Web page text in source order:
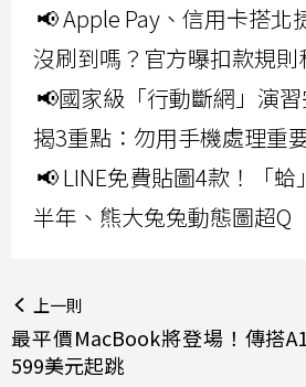
📢 Apple Pay、信用卡搭北
沒刷到嗎？官方曝扣款規則
📢國家級「行動斷網」演
揭3重點：勿用手機處理重
📢 LINE免費貼圖4款！「
半年、熊大兔兔動態圖超Q
上一則
最平價MacBook將登場！傳搭
599美元起跳